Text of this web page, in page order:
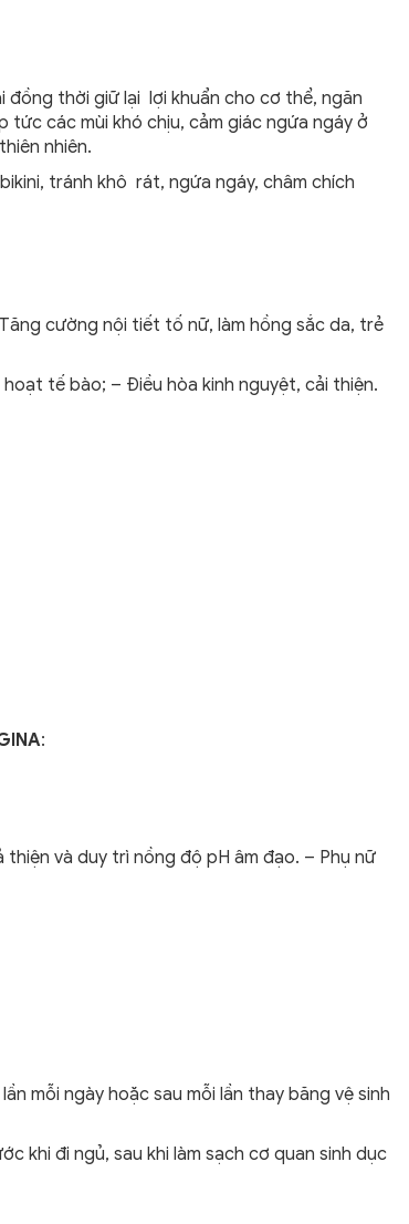
đồng thời giữ lại lợi khuẩn cho cơ thể, ngăn
tức các mùi khó chịu, cảm giác ngứa ngáy ở
nhiên.
tránh khô rát, ngứa ngáy, châm chích
cường nội tiết tố nữ, làm hồng sắc da, trẻ
tế bào; – Điều hòa kinh nguyệt, cải thiện.
:
thiện và duy trì nồng độ pH âm đạo. – Phụ nữ
mỗi ngày hoặc sau mỗi lần thay băng vệ sinh
khi đi ngủ, sau khi làm sạch cơ quan sinh dục